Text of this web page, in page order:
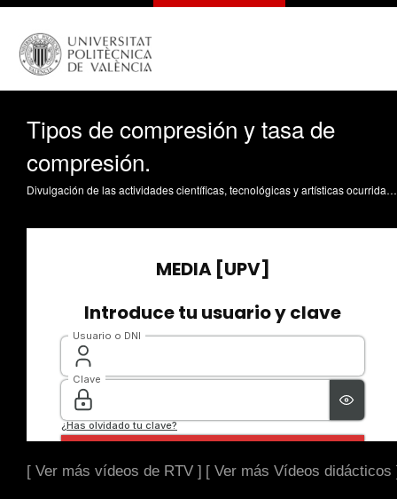
Tipos de compresión y tasa de
compresión.
Divulgación de las actividades científicas, tecnológicas y artísticas ocurridas en los tres campus de la UPV
[ Ver más vídeos de RTV ] [ Ver más Vídeos didácticos